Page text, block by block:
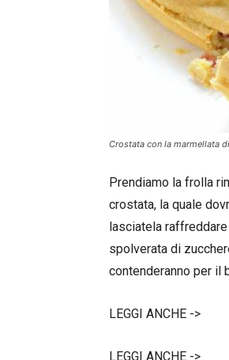
Crostata con la marmellata
Prendiamo la frolla
crostata, la quale
lasciatela
spolverata di
contenderanno per il
LEGGI ANCHE ->
LEGGI ANCHE ->